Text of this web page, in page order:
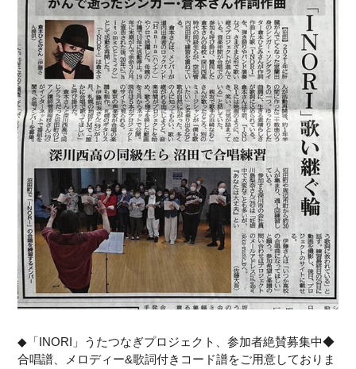
◆「INORI」うたつなぎプロジェクト、参加者絶賛募集中◆
合唱譜、メロディー&歌詞付きコード譜をご用意しておりま